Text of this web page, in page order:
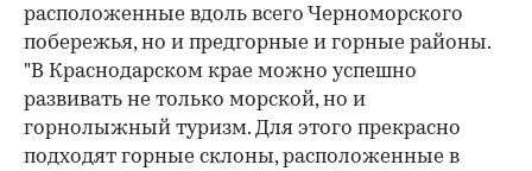
расположенные вдоль всего Черноморского
побережья, но и предгорные и горные районы.
"В Краснодарском крае можно успешно
развивать не только морской, но и
горнолыжный туризм. Для этого прекрасно
подходят горные склоны, расположенные в